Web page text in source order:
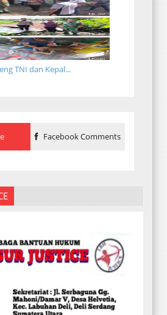
TNI dan Kepal...
Facebook Comments